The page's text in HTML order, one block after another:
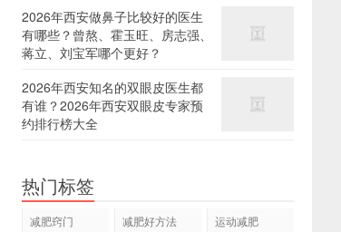
2026年西安做鼻子比较好的医生
有哪些？曾熬、霍玉旺、房志强、
蒋立、刘宝军哪个更好？
2026年西安知名的双眼皮医生都
有谁？2026年西安双眼皮专家预
约排行榜大全
热门标签
减肥窍门 减肥好方法
运动减肥